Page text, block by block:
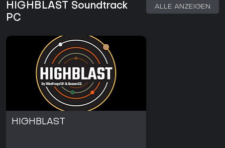
HIGHBLAST Soundtrack
PC
ALLE ANZEIGEN
HIGHBLAST